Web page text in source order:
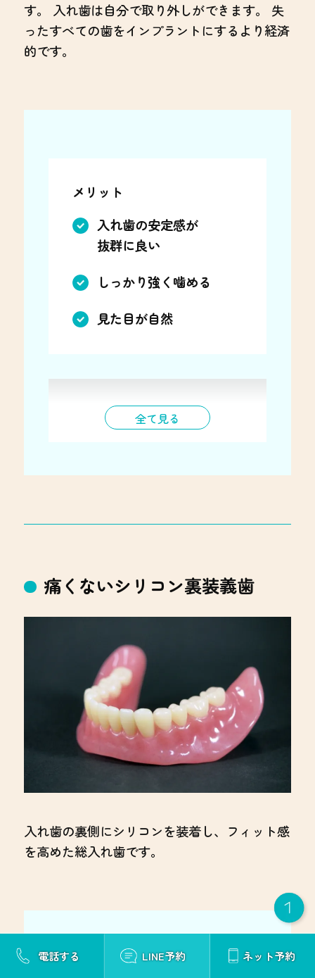
す。 入れ歯は自分で取り外しができます。 失
ったすべての歯をインプラントにするより経済
的です。
メリット
入れ歯の安定感が
抜群に良い
しっかり強く噛める
見た目が自然
注意点
症例によっては
保証 ５年
通院期間 ４～７ヶ月
全て見る
痛くないシリコン裏装義歯
入れ歯の裏側にシリコンを装着し、フィット感
を高めた総入れ歯です。
電話する LINE予約 ネット予約